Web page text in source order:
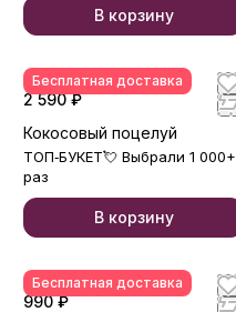
В корзину
Бесплатная доставка
2 590 ₽
Кокосовый поцелуй
ТОП‑БУКЕТ💘 Выбрали 1 000+
раз
В корзину
Бесплатная доставка
990 ₽